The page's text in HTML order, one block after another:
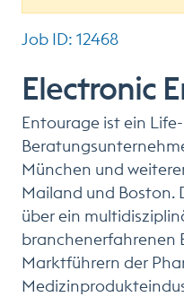
Job ID: 12468
Electronic
Entourage ist ein
München und
Mailand und Boston.
über ein
branchenerfahrenen
Marktführern der